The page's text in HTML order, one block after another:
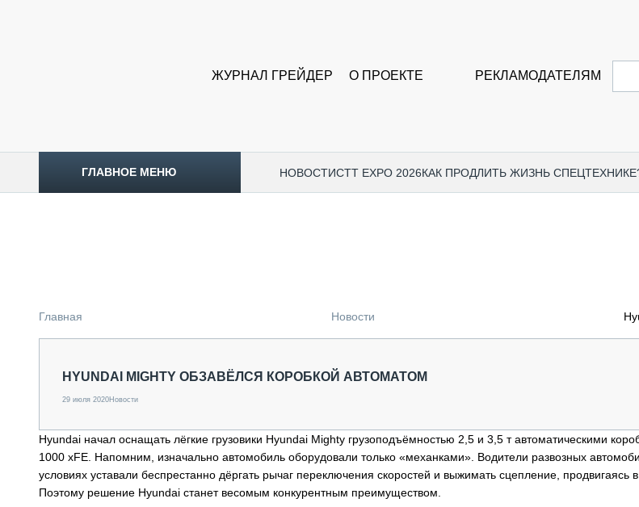
ЖУРНАЛ ГРЕЙДЕР О ПРОЕКТЕ РЕКЛАМОДАТЕЛЯМ
ГЛАВНОЕ МЕНЮ НОВОСТИCTT EXPO 2026КАК ПРОДЛИТЬ ЖИЗНЬ
ОБЗОР РЫНКА
СПЕЦТЕХНИКА И ТРАНСПОРТ
ТЕХНИКА КРУПНЫМ ПЛАНОМ
ИСПЫТАТЕЛИ
ТЕХНОЛОГИИ
ДОРОЖНАЯ ИНДУСТРИЯ
СЕРВИСМЕНЫ
МЕРОПРИЯТИЯ
Главная Новости
HYUNDAI MIGHTY ОБЗАВЁЛСЯ КОРОБКОЙ АВТОМАТОМ
29 июля 2020Новости
Hyundai начал оснащать лёгкие грузовики Hyundai Mighty грузоподъёмностью 2,5 и 3,5 т автоматическими
1000 xFE. Напомним, изначально автомобиль оборудовали только «механками». Водители развозных
условиях уставали беспрестанно дёргать рычаг переключения скоростей и выжимать сцепление, продвигаясь
Поэтому решение Hyundai станет весомым конкурентным преимуществом.